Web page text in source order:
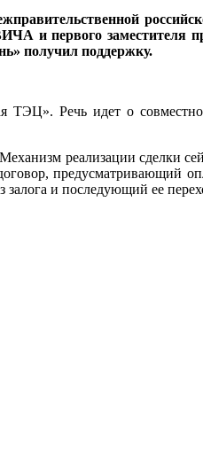
и первого заместителя
получил поддержку.
Речь идет о
реализации сделки
предусматривающий
и последующий ее